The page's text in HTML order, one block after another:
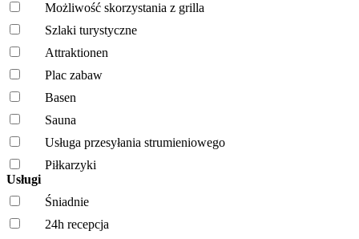
Możliwość skorzystania z grilla
Szlaki turystyczne
Attraktionen
Plac zabaw
Basen
Sauna
Usługa przesyłania strumieniowego
Piłkarzyki
Usługi
Śniadnie
24h recepcja